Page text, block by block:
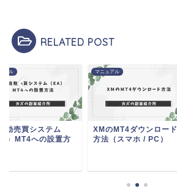
RELATED POST
アル
動売買システム
）MT4への設置方
マニュアル
XMのMT4ダウンロード
方法（スマホ / PC）